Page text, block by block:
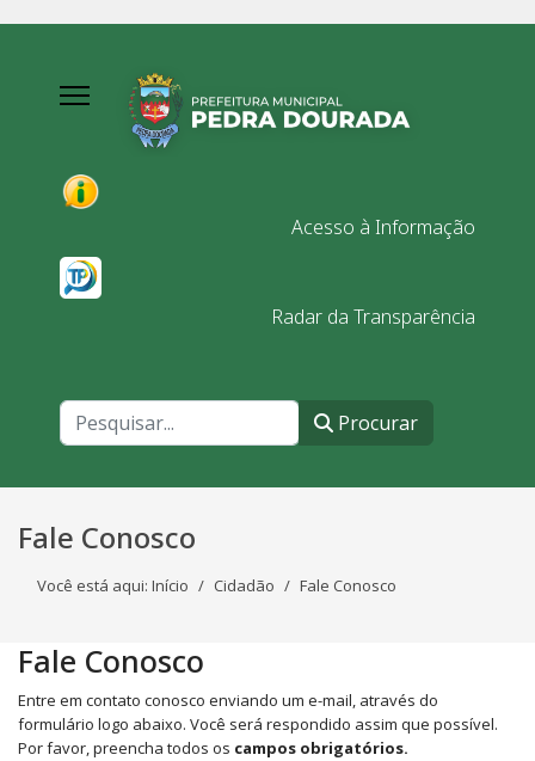
Acesso à Informação
Radar da Transparência
Procurar
Fale Conosco
Você está aqui: Início Cidadão Fale Conosco
Fale Conosco
Entre em contato conosco enviando um e-mail, através do
formulário logo abaixo. Você será respondido assim que possível.
Por favor, preencha todos os campos obrigatórios.